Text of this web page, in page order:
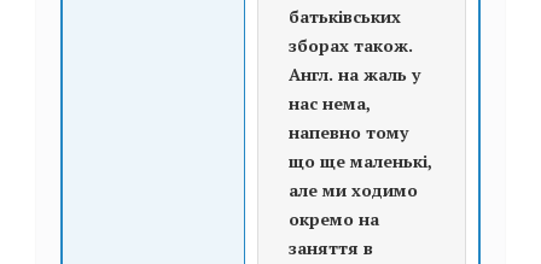
батьківських
зборах також.
Англ. на жаль у
нас нема,
напевно тому
що ще маленькі,
але ми ходимо
окремо на
заняття в